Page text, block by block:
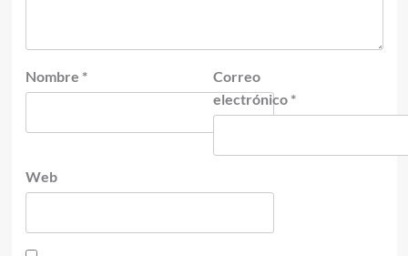
Nombre *
Correo
electrónico *
Web